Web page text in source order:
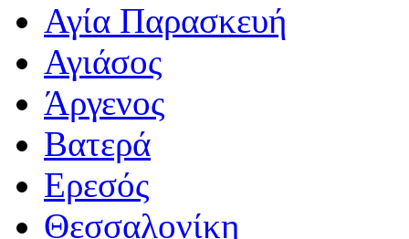
Αγία Παρασκευή
Αγιάσος
Άργενος
Βατερά
Ερεσός
Θεσσαλονίκη